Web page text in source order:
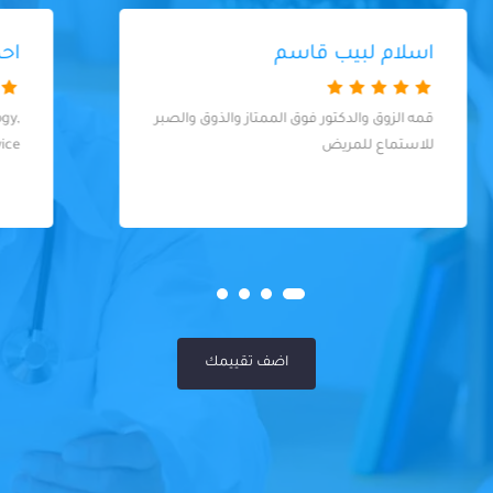
احمد الزين
Professional staff, up to date technology,
great service
اضف تقييمك